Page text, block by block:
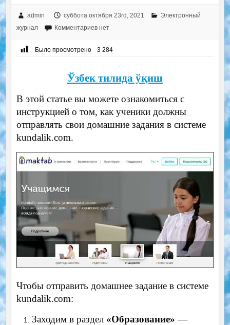
admin суббота октября 23rd, 2021
Электронный
журнал
Комментариев нет
Было просмотрено 3 284
Ўзбек тилида ўқиш
В этой статье вы можете ознакомиться с
инструкцией о том, как ученики должны
отправлять свои домашние задания в системе
kundalik.com.
Чтобы отправить домашнее задание в системе
kundalik.com:
Заходим в раздел «Образование» —